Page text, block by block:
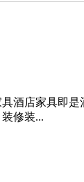
店家具即
修装...